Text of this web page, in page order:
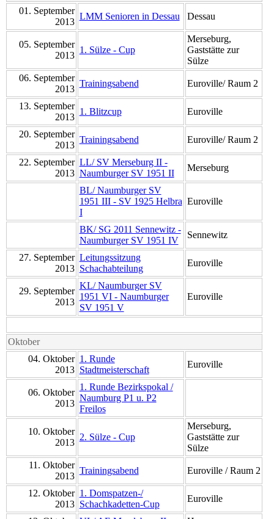
01. September
2013
LMM Senioren in Dessau Dessau
05. September
2013
1. Sülze - Cup
Merseburg,
Gaststätte zur
Sülze
06. September
2013
Trainingsabend Euroville/ Raum 2
13. September
2013
1. Blitzcup Euroville
20. September
2013
Trainingsabend Euroville/ Raum 2
22. September
2013
LL/ SV Merseburg II -
Naumburger SV 1951 II
Merseburg
BL/ Naumburger SV
1951 III - SV 1925 Helbra
I
Euroville
BK/ SG 2011 Sennewitz -
Naumburger SV 1951 IV
Sennewitz
27. September
2013
Leitungssitzung
Schachabteilung
Euroville
29. September
2013
KL/ Naumburger SV
1951 VI - Naumburger
SV 1951 V
Euroville
Oktober
04. Oktober
2013
1. Runde
Stadtmeisterschaft
Euroville
06. Oktober
2013
1. Runde Bezirkspokal /
Naumburg P1 u. P2
Freilos
10. Oktober
2013
2. Sülze - Cup
Merseburg,
Gaststätte zur
Sülze
11. Oktober
2013
Trainingsabend Euroville / Raum 2
12. Oktober
2013
1. Domspatzen-/
Schachkadetten-Cup
Euroville